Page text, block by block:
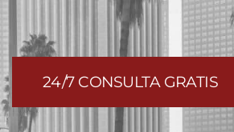
24/7 CONSULTA GRATIS